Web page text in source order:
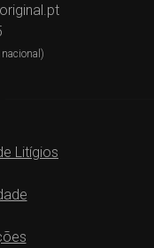
Litígios